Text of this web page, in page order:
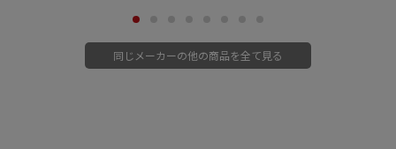
同じメーカーの他の商品を全て見る